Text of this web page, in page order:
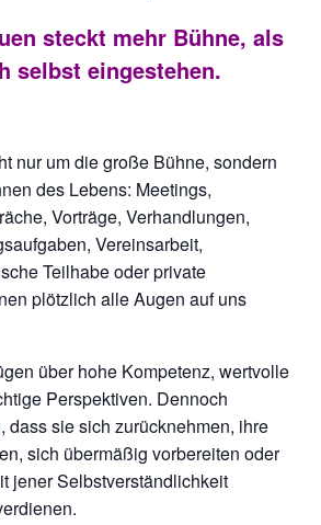
steckt mehr Bühne, als
selbst eingestehen.
nur um die große Bühne, sondern
des Lebens: Meetings,
Vorträge, Verhandlungen,
Vereinsarbeit,
Teilhabe oder private
plötzlich alle Augen auf uns
über hohe Kompetenz, wertvolle
Perspektiven. Dennoch
dass sie sich zurücknehmen, ihre
sich übermäßig vorbereiten oder
jener Selbstverständlichkeit